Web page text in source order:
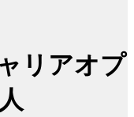
リアオプ